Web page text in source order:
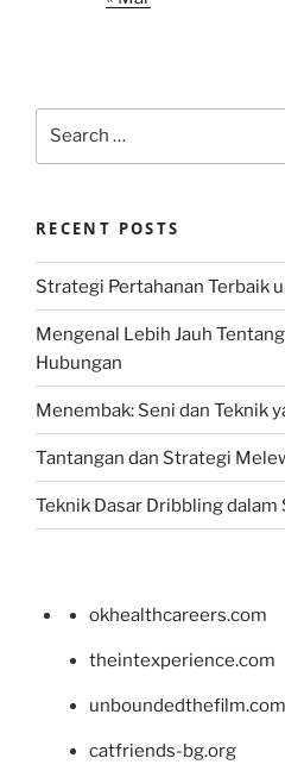
RECENT POSTS
Strategi Pertahanan Terbaik
Mengenal Lebih Jauh
Hubungan
Menembak: Seni dan Teknik
Tantangan dan Strategi
Teknik Dasar Dribbling dalam
okhealthcareers.com
theintexperience.com
unboundedthefilm.com
catfriends-bg.org